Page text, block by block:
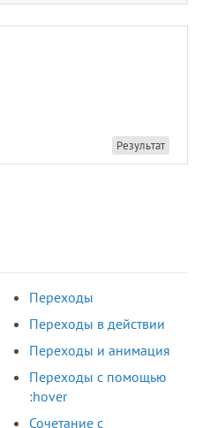
Переходы
Переходы в действии
Переходы и анимация
Переходы с помощью
:hover
Сочетание с